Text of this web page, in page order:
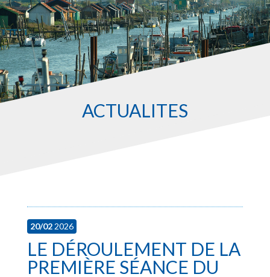
ACTUALITES
20/022026
LE DÉROULEMENT DE LA
PREMIÈRE SÉANCE DU